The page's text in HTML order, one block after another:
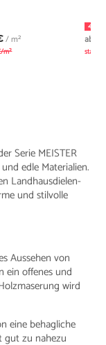
/ m²
m²
44%
ab
statt
Serie MEISTER
edle Materialien.
Landhausdielen-
und stilvolle
Aussehen von
ein offenes und
wird
eine behagliche
gut zu nahezu